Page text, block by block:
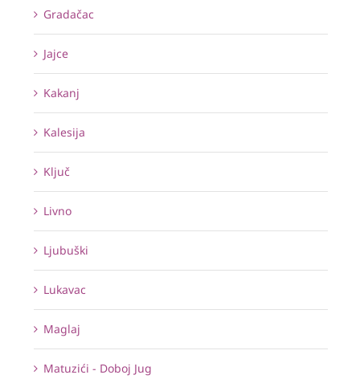
Gradačac
Jajce
Kakanj
Kalesija
Ključ
Livno
Ljubuški
Lukavac
Maglaj
Matuzići - Doboj Jug